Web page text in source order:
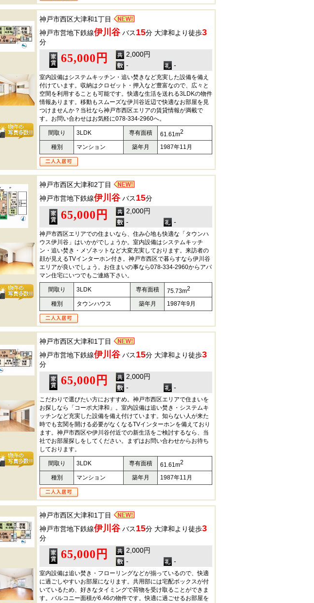
神戸市西区大津和1丁目
神戸市営地下鉄線伊川谷バス15分 大津和より徒歩3
分
65,000円
2,000円
-
-
室内設備はシステムキッチン・追い焚きなど充実した設備を備え
付けています。収納はクロゼット・押入など豊富なので、広々と
空間を利用することも可能です。快適な生活を送れる3LDKの物件
情報あります。移動もスムーズな伊川谷近辺で快適なお部屋を見
つけませんか？当社なら神戸市西区エリアの賃貸情報が満載で
す。お問い合わせはお気軽に078-334-2960へ。
間取り 3LDK 専有面積 61.61m2
種別 マンション 築年月 1987年11月
神戸市西区大津和2丁目
神戸市営地下鉄線伊川谷バス15分
65,000円
2,000円
-
-
神戸市西区エリアでの住まいなら、住み心地も快適な「タウンハ
ウス伊川谷」はいかがでしょうか。室内設備はシステムキッチ
ン・追い焚き・メゾネットなど大変充実しております。来訪者の
顔が見えるTVインターホン付き。神戸市西区で暮らすなら伊川谷
エリアが良いでしょう。お住まいの事なら078-334-2960からアパ
マン住宅にいつでもご連絡下さい。
間取り 3LDK 専有面積 75.73m2
種別 タウンハウス 築年月 1987年9月
神戸市西区大津和1丁目
神戸市営地下鉄線伊川谷バス15分 大津和より徒歩3
分
65,000円
2,000円
-
-
こだわりで選びたい方におすすめ。神戸市西区エリアで住まいを
お探しなら「コーポ大津和」。室内設備は追い焚き・システムキ
ッチンなど充実した設備を備え付けています。知らない人が来た
時でも玄関を開ける必要がなくなるTVインターホンを備えており
ます。神戸市西区や伊川谷付近での新生活をご検討するなら、当
社でお部屋探しをしてください。まずはお問い合わせからお待ち
しております。
間取り 3LDK 専有面積 61.61m2
種別 マンション 築年月 1987年11月
神戸市西区大津和1丁目
神戸市営地下鉄線伊川谷バス15分 大津和より徒歩3
分
65,000円
2,000円
-
-
室内設備は追い焚き・フローリングなどが揃っているので、快適
に過ごしやすいお部屋になります。共用部には宅配ボックスが付
いているため、好きなタイミングで荷物を受け取ることができま
す。バルコニー面積が6.46の物件です。快適に過ごせるお部屋を